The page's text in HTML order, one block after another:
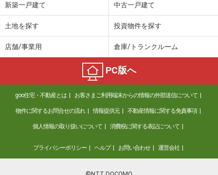
新築一戸建て 中古一戸建て
土地を探す 投資物件を探す
店舗/事業用 倉庫/トランクルーム
PC版へ
goo住宅・不動産とは お客さまご利用端末からの情報の外部送信について
物件に関するお問合せの流れ 情報提供元 不動産情報に関する免責事項
個人情報の取り扱いについて 消費税に関する表記について
プライバシーポリシー ヘルプ お問い合わせ 運営会社